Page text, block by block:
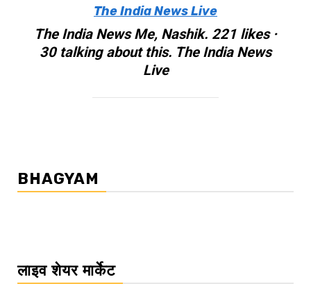
The India News Live
The India News Me, Nashik. 221 likes ·
30 talking about this. The India News
Live
BHAGYAM
लाइव शेयर मार्केट